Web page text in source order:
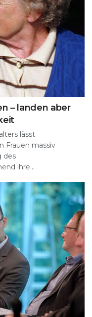
– landen aber
lässt
Frauen massiv
des
ihre...